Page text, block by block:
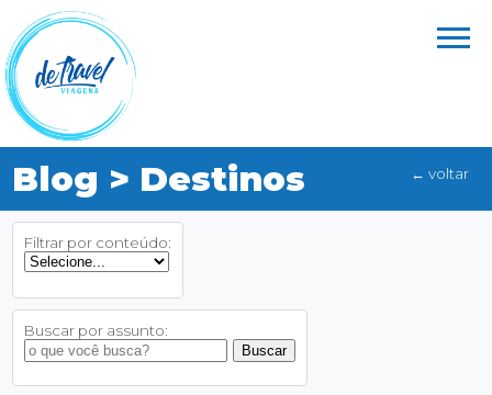
← voltar
Blog > Destinos
Filtrar por conteúdo:
Buscar por assunto: